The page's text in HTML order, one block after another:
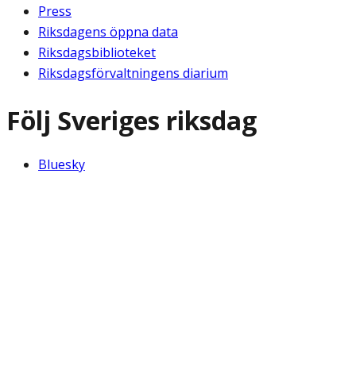
Press
Riksdagens öppna data
Riksdagsbiblioteket
Riksdagsförvaltningens diarium
Följ Sveriges riksdag
Bluesky